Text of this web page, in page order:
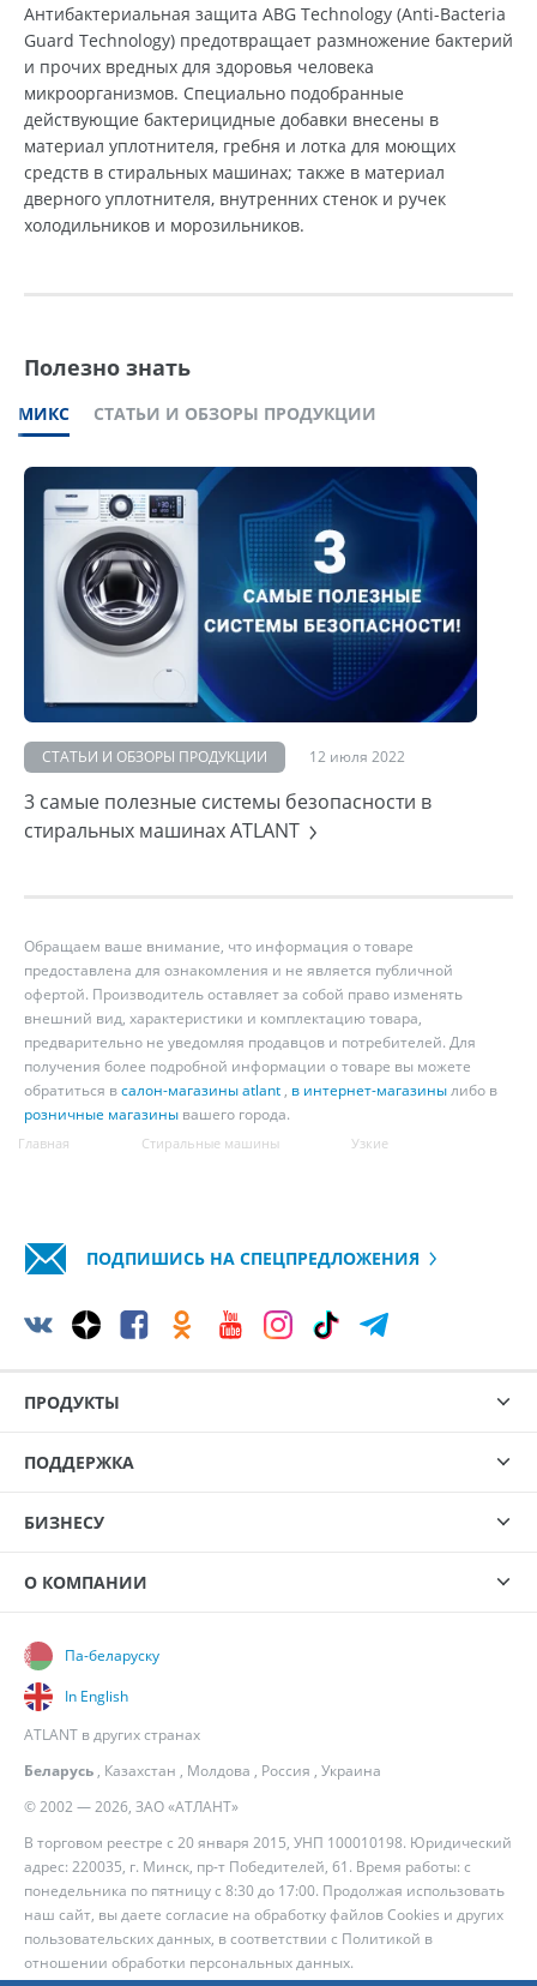
Антибактериальная защита ABG Technology (Anti-Bacteria
Guard Technology) предотвращает размножение бактерий
и прочих вредных для здоровья человека
микроорганизмов. Специально подобранные
действующие бактерицидные добавки внесены в
материал уплотнителя, гребня и лотка для моющих
средств в стиральных машинах; также в материал
дверного уплотнителя, внутренних стенок и ручек
холодильников и морозильников.
Полезно знать
МИКС СТАТЬИ И ОБЗОРЫ ПРОДУКЦИИ
СТАТЬИ И ОБЗОРЫ ПРОДУКЦИИ 12 июля 2022
3 самые полезные системы безопасности в
стиральных машинах ATLANT
Обращаем ваше внимание, что информация о товаре
предоставлена для ознакомления и не является публичной
офертой. Производитель оставляет за собой право изменять
внешний вид, характеристики и комплектацию товара,
предварительно не уведомляя продавцов и потребителей. Для
получения более подробной информации о товаре вы можете
обратиться всалон-магазины atlant , в интернет-магазинылибо в
розничные магазины вашего города.
Главная Стиральные машины Узкие
ПОДПИШИСЬ НА СПЕЦПРЕДЛОЖЕНИЯ
ПРОДУКТЫ
ПОДДЕРЖКА
БИЗНЕСУ
О КОМПАНИИ
© 2002 — 2026, ЗАО «АТЛАНТ»
В торговом реестре с 20 января 2015, УНП 100010198. Юридический
адрес: 220035, г. Минск, пр-т Победителей, 61. Время работы: с
понедельника по пятницу с 8:30 до 17:00. Продолжая использовать
наш сайт, вы даете согласие на обработку файлов Cookies и других
пользовательских данных, в соответствии с Политикой в
отношении обработки персональных данных.
Па-беларуску
In English
ATLANT в других странах
Беларусь , Казахстан , Молдова , Россия , Украина